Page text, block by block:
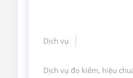
Dịch vụ
Dịch vụ đo kiểm, hiệu